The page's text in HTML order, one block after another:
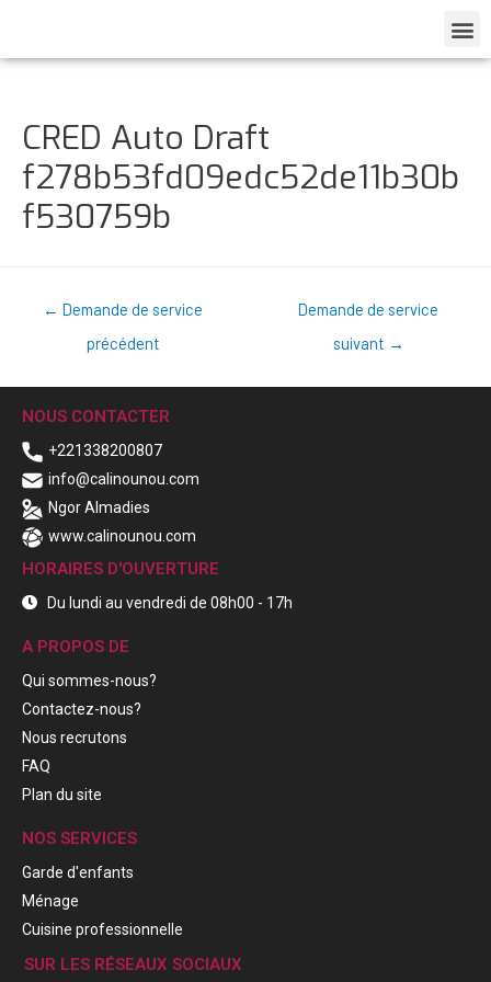
CRED Auto Draft
f278b53fd09edc52de11b30b
f530759b
← Demande de service
précédent
Demande de service
suivant →
NOUS CONTACTER
+221338200807
info@calinounou.com
Ngor Almadies
www.calinounou.com
HORAIRES D'OUVERTURE
Du lundi au vendredi de 08h00 - 17h
A PROPOS DE
Qui sommes-nous?
Contactez-nous?
Nous recrutons
FAQ
Plan du site
NOS SERVICES
Garde d'enfants
Ménage
Cuisine professionnelle
SUR LES RÉSEAUX SOCIAUX